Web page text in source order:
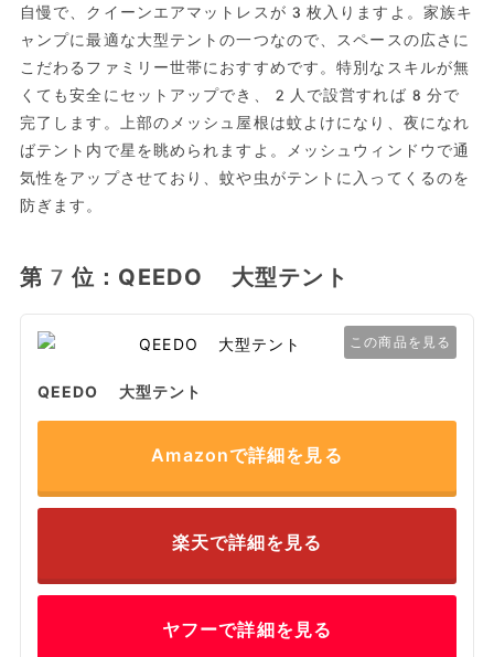
自慢で、クイーンエアマットレスが3枚入りますよ。家族キ
ャンプに最適な大型テントの一つなので、スペースの広さに
こだわるファミリー世帯におすすめです。特別なスキルが無
くても安全にセットアップでき、2人で設営すれば8分で
完了します。上部のメッシュ屋根は蚊よけになり、夜になれ
ばテント内で星を眺められますよ。メッシュウィンドウで通
気性をアップさせており、蚊や虫がテントに入ってくるのを
防ぎます。
第7位：QEEDO 大型テント
この商品を見る
QEEDO 大型テント
Amazonで詳細を見る
楽天で詳細を見る
ヤフーで詳細を見る